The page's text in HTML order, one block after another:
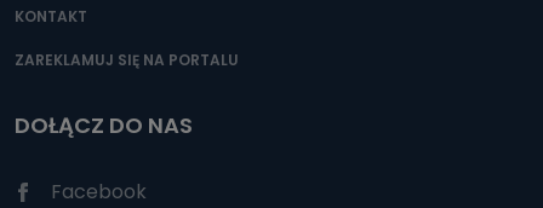
KONTAKT
ZAREKLAMUJ SIĘ NA PORTALU
DOŁĄCZ DO NAS
Facebook